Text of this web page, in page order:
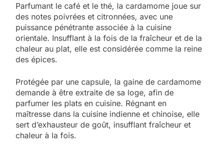
Parfumant le café et le thé, la cardamome joue sur
des notes poivrées et citronnées, avec une
puissance pénétrante associée à la cuisine
orientale. Insufflant à la fois de la fraîcheur et de la
chaleur au plat, elle est considérée comme la reine
des épices.
Protégée par une capsule, la gaine de cardamome
demande à être extraite de sa loge, afin de
parfumer les plats en cuisine. Régnant en
maîtresse dans la cuisine indienne et chinoise, elle
sert d’exhausteur de goût, insufflant fraîcheur et
chaleur à la fois.